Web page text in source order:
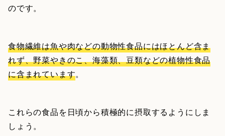
のです。
食物繊維は魚や肉などの動物性食品にはほとんど含ま
れず、野菜やきのこ、海藻類、豆類などの植物性食品
に含まれています。
これらの食品を日頃から積極的に摂取するようにしま
しょう。